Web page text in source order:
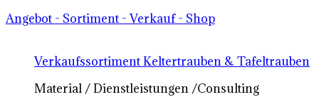
Angebot - Sortiment - Verkauf - Shop
Verkaufssortiment Keltertrauben & Tafeltrauben
Material / Dienstleistungen /Consulting